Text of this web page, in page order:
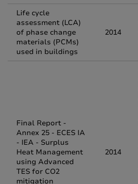
Life cycle
assessment (LCA)
of phase change
materials (PCMs)
used in buildings
2014
Final Report -
Annex 25 - ECES IA
- IEA - Surplus
Heat Management
using Advanced
TES for CO2
mitigation
2014